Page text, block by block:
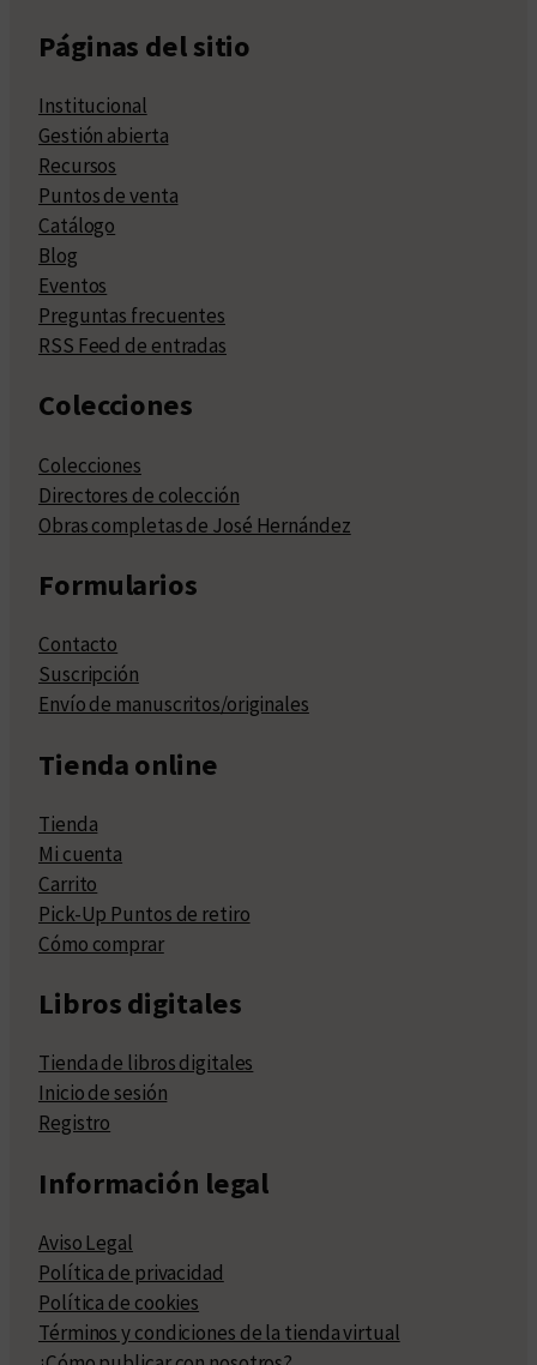
Páginas del sitio
Institucional
Gestión abierta
Recursos
Puntos de venta
Catálogo
Blog
Eventos
Preguntas frecuentes
RSS Feed de entradas
Colecciones
Colecciones
Directores de colección
Obras completas de José Hernández
Formularios
Contacto
Suscripción
Envío de manuscritos/originales
Tienda online
Tienda
Mi cuenta
Carrito
Pick-Up Puntos de retiro
Cómo comprar
Libros digitales
Tienda de libros digitales
Inicio de sesión
Registro
Información legal
Aviso Legal
Política de privacidad
Política de cookies
Términos y condiciones de la tienda virtual